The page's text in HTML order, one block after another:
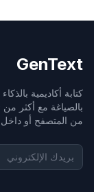
GenText
كتابة أكاديمية
من المتصفح أو داخل Microsoft Word.